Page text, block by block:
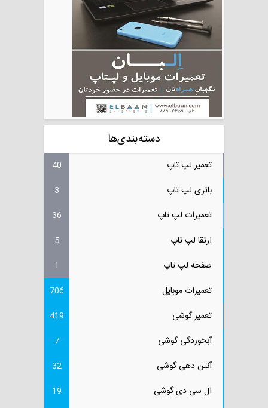
دسته‌بندی‌ها
تعمیر لپ تاپ
40
باتری لپ تاپ
3
تعمیرات لپ تاپ
36
ارتقا لپ تاپ
5
صفحه لپ تاپ
1
تعمیرات موبایل
706
تعمیر گوشی
419
آبخوردگی گوشی
7
آنتن دهی گوشی
32
ال سی دی گوشی
19